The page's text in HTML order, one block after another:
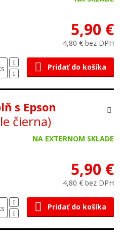
5,90 €
4,80 € bez DPH
Pridať do košíka
s Epson
čierna)
NA EXTERNOM SKLADE
5,90 €
4,80 € bez DPH
Pridať do košíka